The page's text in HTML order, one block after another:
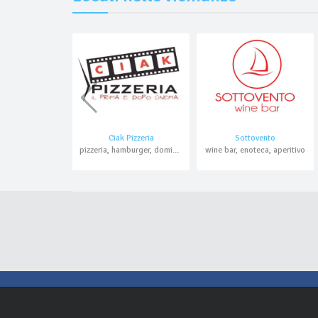
Ciak Pizzeria
pizzeria, hamburger, domicilio, asporto
Sottovento
wine bar, enoteca, aperitivo